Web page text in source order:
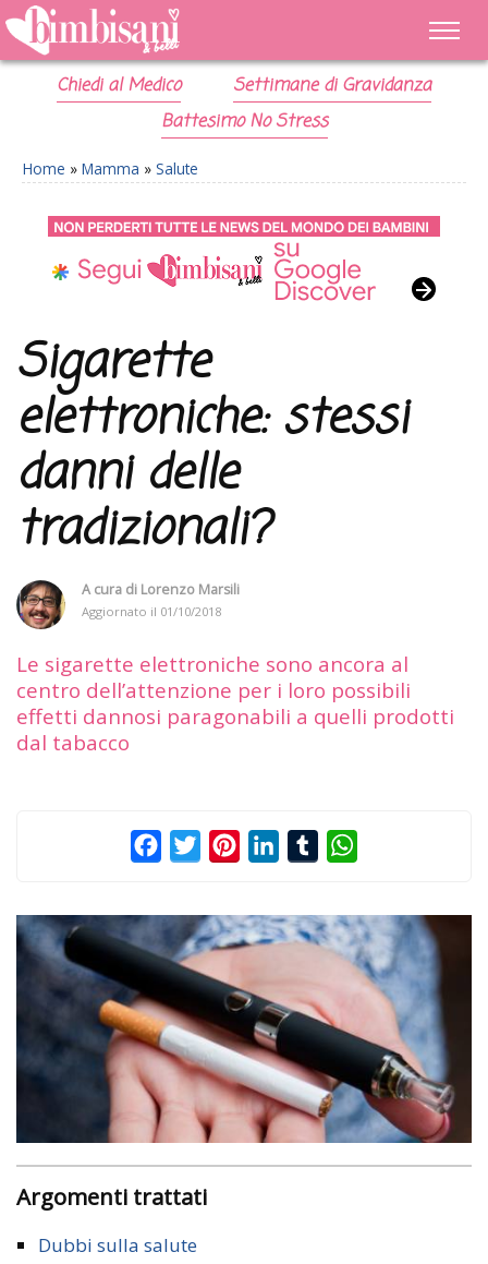
Chiedi al Medico
Settimane di Gravidanza
Battesimo No Stress
Home » Mamma » Salute
Sigarette
elettroniche: stessi
danni delle
tradizionali?
A cura di Lorenzo Marsili
Aggiornato il 01/10/2018
Le sigarette elettroniche sono ancora al
centro dell’attenzione per i loro possibili
effetti dannosi paragonabili a quelli prodotti
dal tabacco
FacebookTwitterPinterestLinkedInTumblr
Argomenti trattati
Dubbi sulla salute